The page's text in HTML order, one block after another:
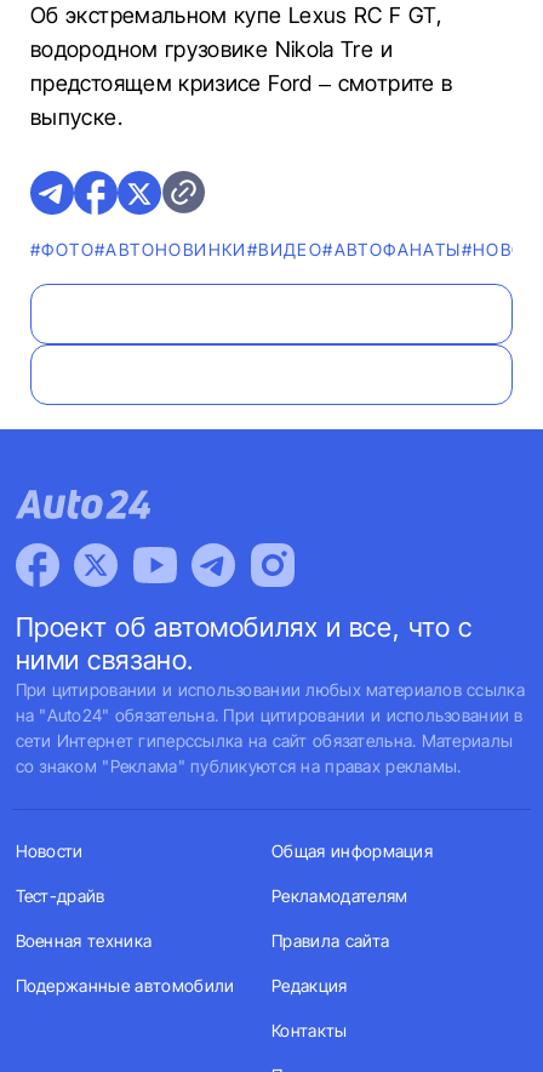
Об экстремальном купе Lexus RC F GT,
водородном грузовике Nikola Tre и
предстоящем кризисе Ford – смотрите в
выпуске.
#ФОТО#AВТОНОВИНКИ#ВИДЕО#AВТОФАНАТЫ
Проект об автомобилях и все, что с
ними связано.
При цитировании и использовании любых материалов ссылка
на "Auto24" обязательна. При цитировании и использовании в
сети Интернет гиперссылка на сайт обязательна. Материалы
со знаком "Реклама" публикуются на правах рекламы.
Новости
Тест-драйв
Военная техника
Подержанные автомобили
Общая информация
Рекламодателям
Правила сайта
Редакция
Контакты